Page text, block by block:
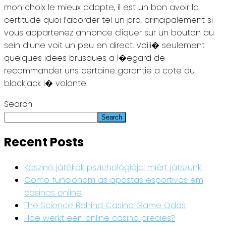
mon choix le mieux adapte, il est un bon avoir la
certitude quoi l’aborder tel un pro, principalement si
vous appartenez annonce cliquer sur un bouton au
sein d’une voit un peu en direct. Voili� seulement
quelques idees brusques a l�egard de
recommander uns certaine garantie a cote du
blackjack i� volonte.
Search
Search
Recent Posts
Kaszinó játékok pszichológiája: miért játszunk
Como funcionam as apostas esportivas em
casinos online
The Science Behind Casino Game Odds
Hoe werkt een online casino precies?